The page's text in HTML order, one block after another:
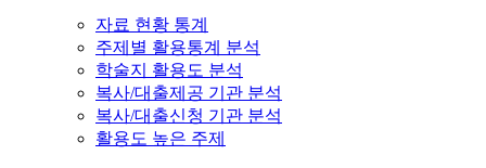
자료 현황 통계
주제별 활용통계 분석
학술지 활용도 분석
복사/대출제공 기관 분석
복사/대출신청 기관 분석
활용도 높은 주제